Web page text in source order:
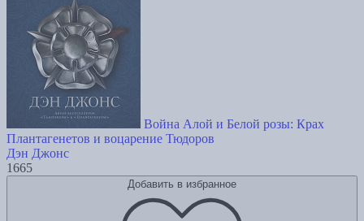
Война Алой и Белой розы: Крах
Плантагенетов и воцарение Тюдоров
Дэн Джонс
1665
Добавить в избранное